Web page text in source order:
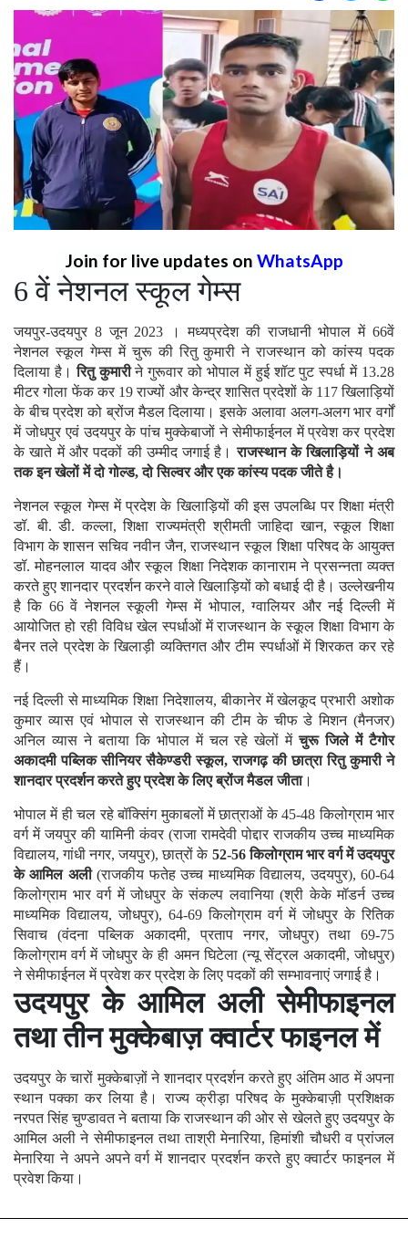
Join for live updates on WhatsApp
6 वें नेशनल स्कूल गेम्स
जयपुर-उदयपुर 8 जून 2023 । मध्यप्रदेश की राजधानी भोपाल में 66वें
नेशनल स्कूल गेम्स में चुरू की रितु कुमारी ने राजस्थान को कांस्य पदक
दिलाया है।रितु कुमारीने गुरूवार को भोपाल में हुई शॉट पुट स्पर्धा में 13.28
मीटर गोला फेंक कर 19 राज्यों और केन्द्र शासित प्रदेशों के 117 खिलाड़ियों
के बीच प्रदेश को ब्रोंज मैडल दिलाया। इसके अलावा अलग-अलग भार वर्गों
में जोधपुर एवं उदयपुर के पांच मुक्केबाजों ने सेमीफाईनल में प्रवेश कर प्रदेश
के खाते में और पदकों की उम्मीद जगाई है।राजस्थान के खिलाड़ियों ने अब
तक इन खेलों में दो गोल्ड, दो सिल्वर और एक कांस्य पदक जीते है।
नेशनल स्कूल गेम्स में प्रदेश के खिलाड़ियों की इस उपलब्धि पर शिक्षा मंत्री
डॉ. बी. डी. कल्ला, शिक्षा राज्यमंत्री श्रीमती जाहिदा खान, स्कूल शिक्षा
विभाग के शासन सचिव नवीन जैन, राजस्थान स्कूल शिक्षा परिषद के आयुक्त
डॉ. मोहनलाल यादव और स्कूल शिक्षा निदेशक कानाराम ने प्रसन्नता व्यक्त
करते हुए शानदार प्रदर्शन करने वाले खिलाड़ियों को बधाई दी है। उल्लेखनीय
है कि 66 वें नेशनल स्कूली गेम्स में भोपाल, ग्वालियर और नई दिल्ली में
आयोजित हो रही विविध खेल स्पर्धाओं में राजस्थान के स्कूल शिक्षा विभाग के
बैनर तले प्रदेश के खिलाड़ी व्यक्तिगत और टीम स्पर्धाओं में शिरकत कर रहे
हैं।
नई दिल्ली से माध्यमिक शिक्षा निदेशालय, बीकानेर में खेलकूद प्रभारी अशोक
कुमार व्यास एवं भोपाल से राजस्थान की टीम के चीफ डे मिशन (मैनजर)
अनिल व्यास ने बताया कि भोपाल में चल रहे खेलों मेंचुरू जिले में टैगोर
अकादमी पब्लिक सीनियर सैकेण्डरी स्कूल, राजगढ़ की छात्रा रितु कुमारी ने
शानदार प्रदर्शन करते हुए प्रदेश के लिए ब्रोंज मैडल जीता।
भोपाल में ही चल रहे बॉक्सिंग मुकाबलों में छात्राओं के 45-48 किलोग्राम भार
वर्ग में जयपुर की यामिनी कंवर (राजा रामदेवी पोद्दार राजकीय उच्च माध्यमिक
विद्यालय, गांधी नगर, जयपुर), छात्रों के52-56 किलोग्राम भार वर्ग में उदयपुर
के आमिल अली(राजकीय फतेह उच्च माध्यमिक विद्यालय, उदयपुर), 60-64
किलोग्राम भार वर्ग में जोधपुर के संकल्प लवानिया (श्री केके मॉडर्न उच्च
माध्यमिक विद्यालय, जोधपुर), 64-69 किलोग्राम वर्ग में जोधपुर के रितिक
सिवाच (वंदना पब्लिक अकादमी, प्रताप नगर, जोधपुर) तथा 69-75
किलोग्राम वर्ग में जोधपुर के ही अमन घिटेला (न्यू सेंट्रल अकादमी, जोधपुर)
ने सेमीफाईनल में प्रवेश कर प्रदेश के लिए पदकों की सम्भावनाएं जगाई है।
उदयपुर के आमिल अली सेमीफाइनल
तथा तीन मुक्केबाज़ क्वार्टर फाइनल में
उदयपुर के चारों मुक्केबाज़ों ने शानदार प्रदर्शन करते हुए अंतिम आठ में अपना
स्थान पक्का कर लिया है। राज्य क्रीड़ा परिषद के मुक्केबाज़ी प्रशिक्षक
नरपत सिंह चुण्डावत ने बताया कि राजस्थान की ओर से खेलते हुए उदयपुर के
आमिल अली ने सेमीफाइनल तथा ताश्री मेनारिया, हिमांशी चौधरी व प्रांजल
मेनारिया ने अपने अपने वर्ग में शानदार प्रदर्शन करते हुए क्वार्टर फाइनल में
प्रवेश किया।